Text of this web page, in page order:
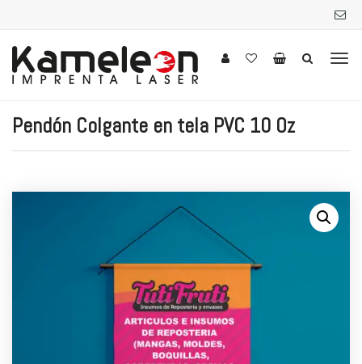
Pendón Colgante en tela PVC 10 Oz